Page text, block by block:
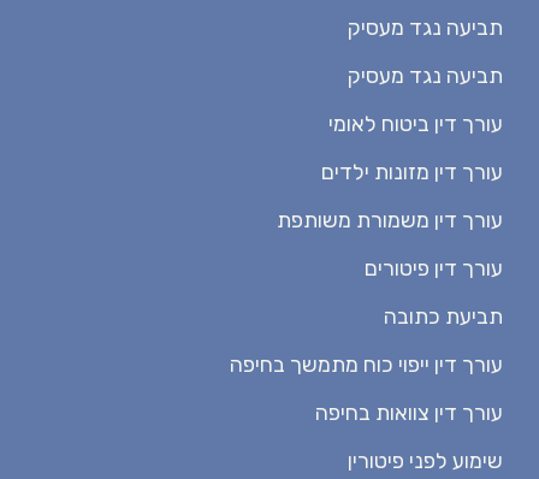
תביעה נגד מעסיק
תביעה נגד מעסיק
עורך דין ביטוח לאומי
עורך דין מזונות ילדים
עורך דין משמורת משותפת
עורך דין פיטורים
תביעת כתובה
עורך דין ייפוי כוח מתמשך בחיפה
עורך דין צוואות בחיפה
שימוע לפני פיטורין